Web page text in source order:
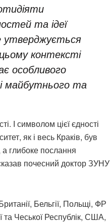
та ідеї
утверджується
контексті
особливого
майбутнього та
І символом цієї єдності
як і весь Краків, був
глибоке послання
почесний доктор ЗУНУ
Бельгії, Польщі, ФР
та Чеської Республік, США,